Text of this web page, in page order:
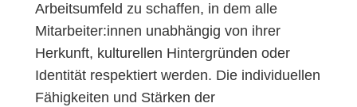
Arbeitsumfeld zu schaffen, in dem alle
Mitarbeiter:innen unabhängig von ihrer
Herkunft, kulturellen Hintergründen oder
Identität respektiert werden. Die individuellen
Fähigkeiten und Stärken der